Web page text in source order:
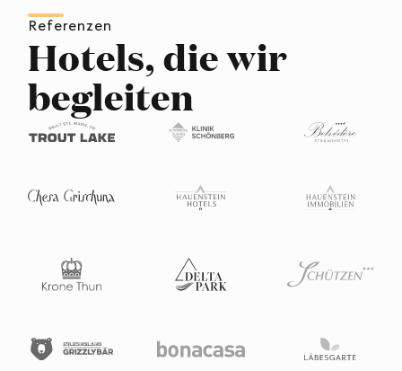
Referenzen
Hotels, die wir
begleiten